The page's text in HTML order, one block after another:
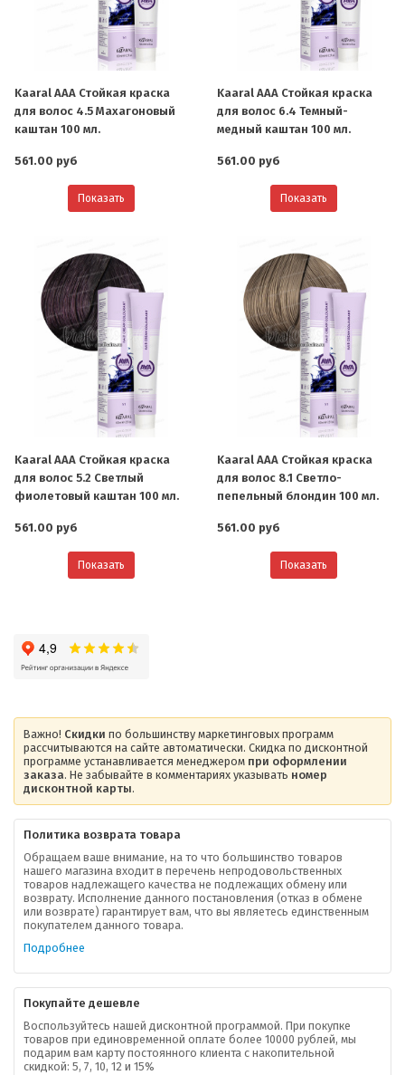
Kaaral AAA Стойкая краска
для волос 4.5 Махагоновый
каштан 100 мл.
561.00 руб
Показать
Kaaral AAA Стойкая краска
для волос 6.4 Темный-
медный каштан 100 мл.
561.00 руб
Показать
Kaaral AAA Стойкая краска
для волос 5.2 Светлый
фиолетовый каштан 100 мл.
561.00 руб
Показать
Kaaral AAA Стойкая краска
для волос 8.1 Светло-
пепельный блондин 100 мл.
561.00 руб
Показать
Важно! Скидки по большинству маркетинговых программ
рассчитываются на сайте автоматически. Скидка по дисконтной
программе устанавливается менеджером при оформлении
заказа. Не забывайте в комментариях указывать номер
дисконтной карты.
Политика возврата товара
Обращаем ваше внимание, на то что большинство товаров
нашего магазина входит в перечень непродовольственных
товаров надлежащего качества не подлежащих обмену или
возврату. Исполнение данного постановления (отказ в обмене
или возврате) гарантирует вам, что вы являетесь единственным
покупателем данного товара.
Подробнее
Покупайте дешевле
Воспользуйтесь нашей дисконтной программой. При покупке
товаров при единовременной оплате более 10000 рублей, мы
подарим вам карту постоянного клиента с накопительной
скидкой: 5, 7, 10, 12 и 15%
О компании
Ваша скидка
Контактная информация
В помощь покупателю